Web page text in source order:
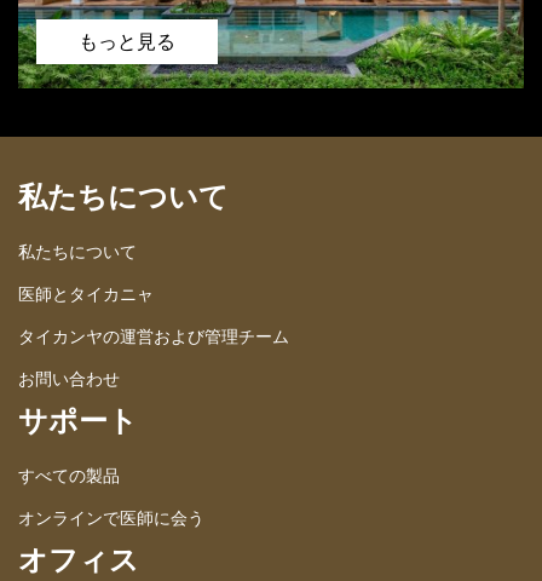
もっと見る
私たちについて
私たちについて
医師とタイカニャ
タイカンヤの運営および管理チーム
お問い合わせ
サポート
すべての製品
オンラインで医師に会う
オフィス